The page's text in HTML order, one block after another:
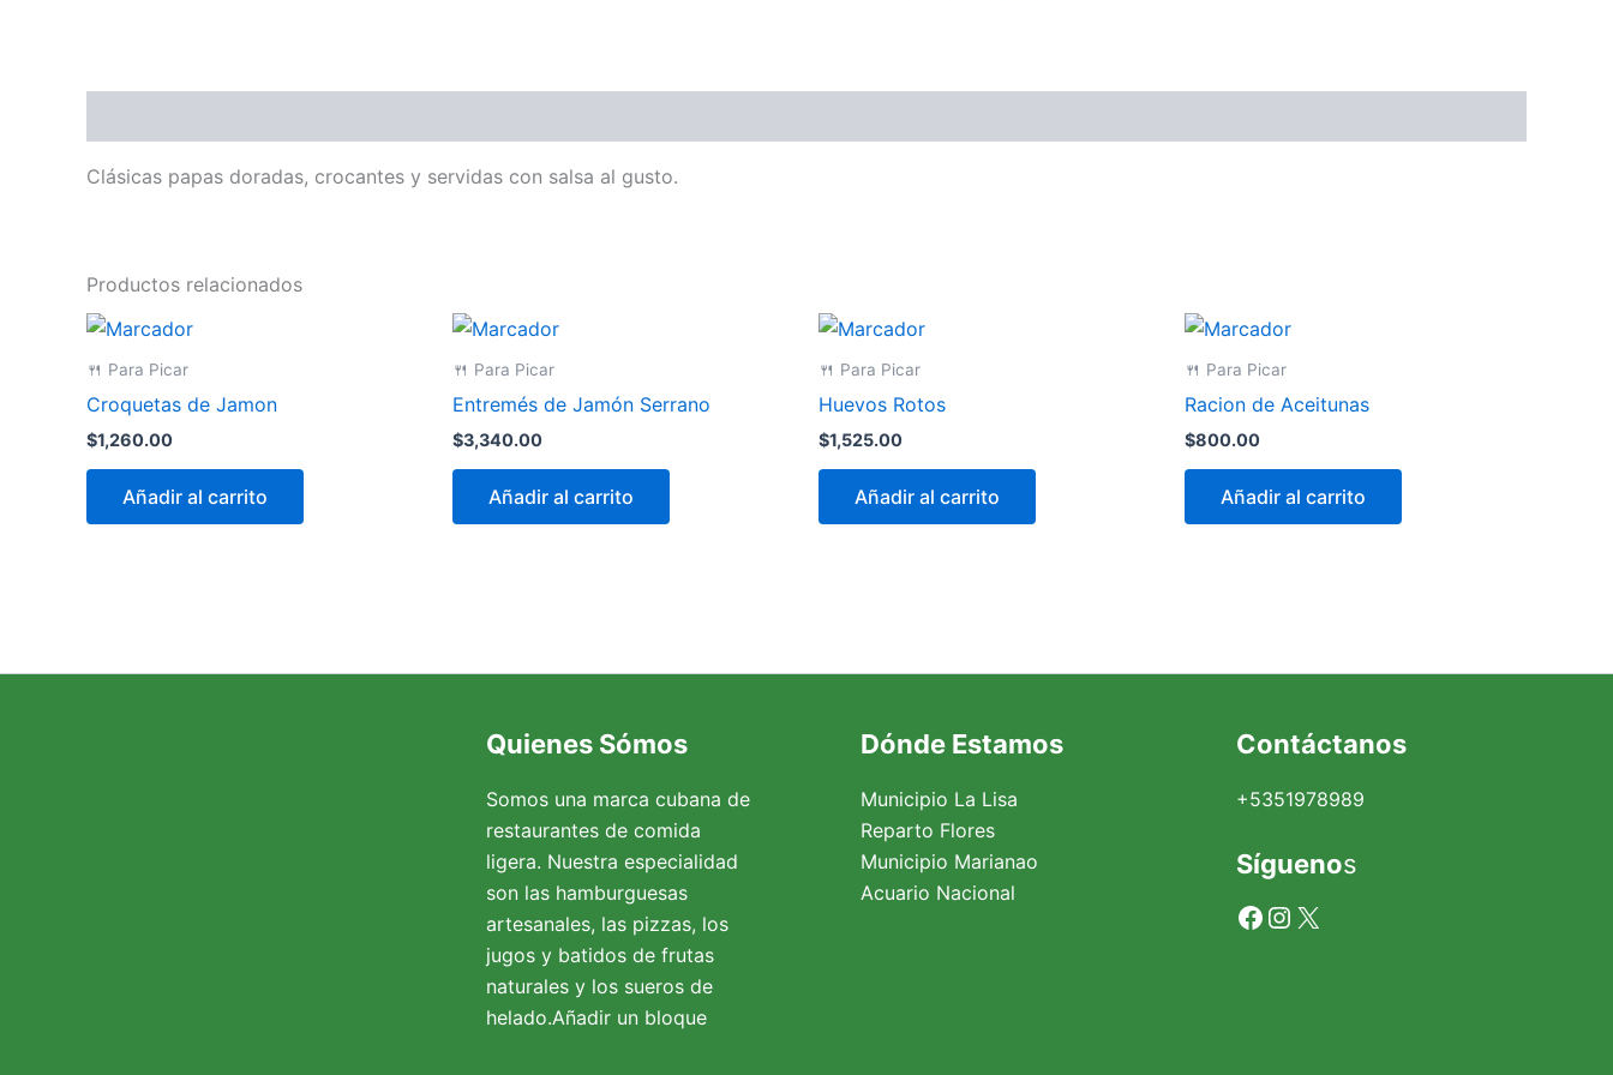
Clásicas papas doradas, crocantes y servidas con salsa al gusto.
Productos relacionados
🍴 Para Picar
Croquetas de Jamon
$1,260.00
Añadir al carrito
🍴 Para Picar
Entremés de Jamón Serrano
$3,340.00
Añadir al carrito
🍴 Para Picar
Huevos Rotos
$1,525.00
Añadir al carrito
🍴 Para Picar
Racion de Aceitunas
$800.00
Añadir al carrito
Quienes Sómos
Somos una marca cubana de
restaurantes de comida
ligera. Nuestra especialidad
son las hamburguesas
artesanales, las pizzas, los
jugos y batidos de frutas
naturales y los sueros de
helado.Añadir un bloque
Dónde Estamos
Municipio La Lisa
Reparto Flores
Municipio Marianao
Acuario Nacional
Contáctanos
+5351978989
Síguenos
Facebook
Instagram
X